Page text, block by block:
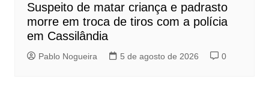
Suspeito de matar criança e padrasto
morre em troca de tiros com a polícia
em Cassilândia
Pablo Nogueira 5 de agosto de 2026 0